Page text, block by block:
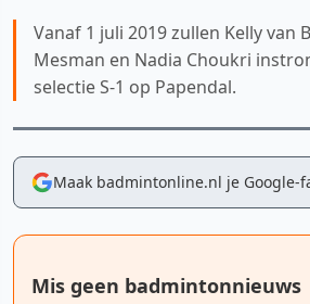
Vanaf 1 juli 2019 zullen Kelly van
Mesman en Nadia Choukri
selectie S-1 op Papendal.
Maak badmintonline.nl je Google-
Mis geen badmintonnieuws